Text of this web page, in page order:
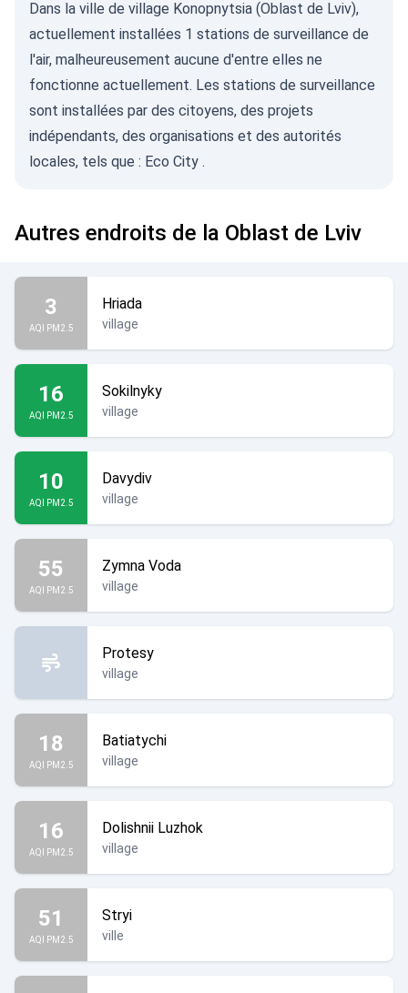
Dans la ville de village Konopnytsia (Oblast de Lviv),
actuellement installées 1 stations de surveillance de
l'air, malheureusement aucune d'entre elles ne
fonctionne actuellement. Les stations de surveillance
sont installées par des citoyens, des projets
indépendants, des organisations et des autorités
locales, tels que : Eco City .
Autres endroits de la Oblast de Lviv
3
AQI PM2.5
Hriada
village
16
AQI PM2.5
Sokilnyky
village
10
AQI PM2.5
Davydiv
village
55
AQI PM2.5
Zymna Voda
village
Protesy
village
18
AQI PM2.5
Batiatychi
village
16
AQI PM2.5
Dolishnii Luzhok
village
51
AQI PM2.5
Stryi
ville